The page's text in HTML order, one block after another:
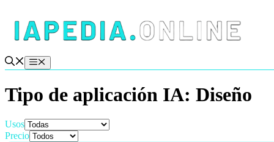
contenido
Menú
Tipo de aplicación IA: Diseño
Usos
Precio